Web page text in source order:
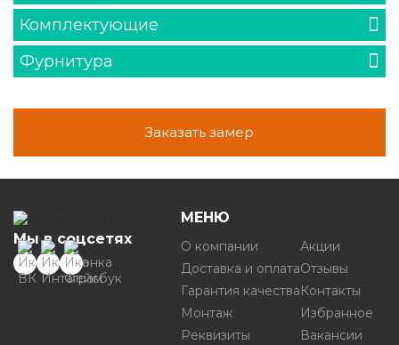
Комплектующие
Фурнитура
Заказать замер
Мы в соцсетях
МЕНЮ
О компании
Доставка и оплата
Гарантия качества
Монтаж
Реквизиты
Акции
Отзывы
Контакты
Избранное
Вакансии